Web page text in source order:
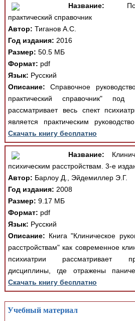
Название:
практический справочник
Автор: Тиганов А.С.
Год издания: 2016
Размер: 50.5 МБ
Формат: pdf
Язык: Русский
Описание: Справочное
практический справочник"
рассматривает весь спект
является практическим
Скачать книгу бесплатно
Название:
психическим расстройствам. 3-е
Автор: Барлоу Д., Эйдемиллер Э.Г.
Год издания: 2008
Размер: 9.17 МБ
Формат: pdf
Язык: Русский
Описание: Книга "Клиническое
расстройствам" как современное
психиатрии рассматривает
дисциплины, где отражены
Скачать книгу бесплатно
Учебный материал